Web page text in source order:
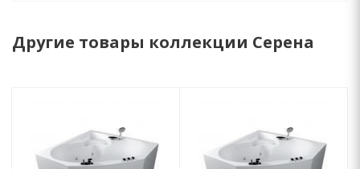
Другие товары коллекции Серена